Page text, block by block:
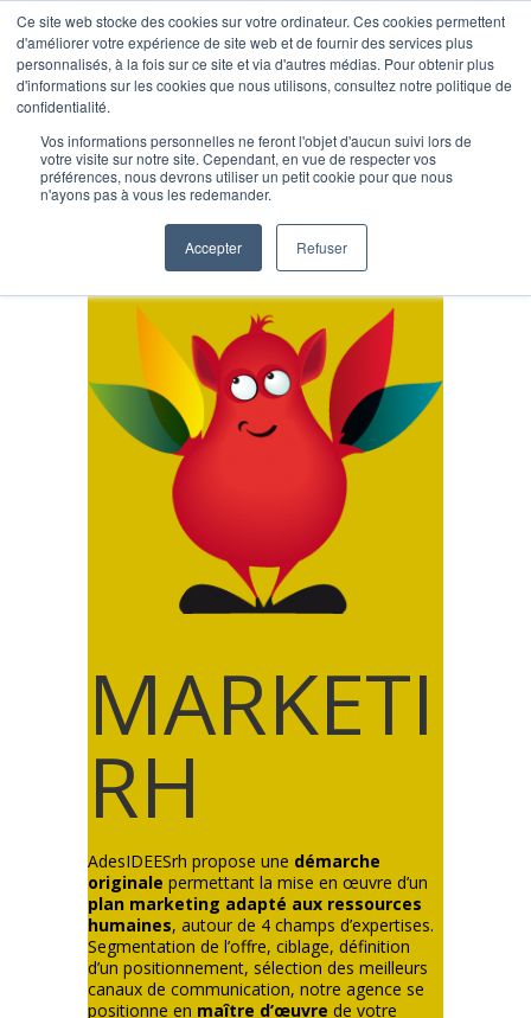
Ce site web stocke des cookies sur votre ordinateur. Ces cookies permettent
d'améliorer votre expérience de site web et de fournir des services plus
personnalisés, à la fois sur ce site et via d'autres médias. Pour obtenir plus
d'informations sur les cookies que nous utilisons, consultez notre politique de
confidentialité.
Vos informations personnelles ne feront l'objet d'aucun suivi lors de
votre visite sur notre site. Cependant, en vue de respecter vos
préférences, nous devrons utiliser un petit cookie pour que nous
n'ayons pas à vous les redemander.
Accepter Refuser
Marketing RH
RH
AdesIDEESrh propose une démarche
originale permettant la mise en œuvre d’un
plan marketing adapté aux ressources
humaines, autour de 4 champs d’expertises.
Segmentation de l’offre, ciblage, définition
d’un positionnement, sélection des meilleurs
canaux de communication, notre agence se
positionne en maître d’œuvre de votre